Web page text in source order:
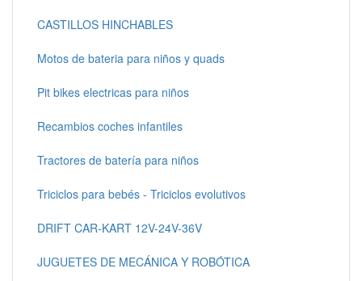
CASTILLOS HINCHABLES
Motos de bateria para niños y quads
Pit bikes electricas para niños
Recambios coches infantiles
Tractores de batería para niños
Triciclos para bebés - Triciclos evolutivos
DRIFT CAR-KART 12V-24V-36V
JUGUETES DE MECÁNICA Y ROBÓTICA